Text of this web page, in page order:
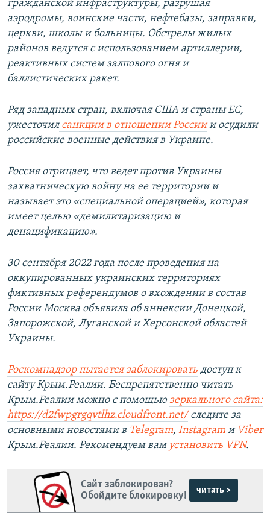
гражданской инфраструктуры, разрушая
аэродромы, воинские части, нефтебазы, заправки,
церкви, школы и больницы. Обстрелы жилых
районов ведутся с использованием артиллерии,
реактивных систем залпового огня и
баллистических ракет.
Ряд западных стран, включая США и страны ЕС,
ужесточилсанкции в отношении Россиии осудили
российские военные действия в Украине.
Россия отрицает, что ведет против Украины
захватническую войну на ее территории и
называет это «специальной операцией», которая
имеет целью «демилитаризацию и
денацификацию».
30 сентября 2022 года после проведения на
оккупированных украинских территориях
фиктивных референдумов о вхождении в состав
России Москва объявила об аннексии Донецкой,
Запорожской, Луганской и Херсонской областей
Украины.
Роскомнадзор пытается заблокировать доступ к
сайту Крым.Реалии. Беспрепятственно читать
Крым.Реалии можно с помощью зеркального сайта:
https://d2fwpgrgqvtlhz.cloudfront.net/следите за
основными новостями в Telegram, Instagram и Viber
Крым.Реалии. Рекомендуем вам установить VPN.
Сайт заблокирован?
Обойдите блокировку!
читать >